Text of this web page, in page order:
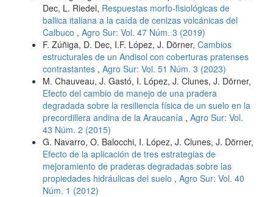
Dec, L. Riedel, Respuestas morfo-fisiológicas de
ballica italiana a la caída de cenizas volcánicas del
Calbuco , Agro Sur: Vol. 47 Núm. 3 (2019)
F. Zúñiga, D. Dec, I.F. López, J. Dörner, Cambios
estructurales de un Andisol con coberturas pratenses
contrastantes , Agro Sur: Vol. 51 Núm. 3 (2023)
M. Chauveau, J. Gastó, I. López, J. Clunes, J. Dörner,
Efecto del cambio de manejo de una pradera
degradada sobre la resiliencia física de un suelo en la
precordillera andina de la Araucanía , Agro Sur: Vol.
43 Núm. 2 (2015)
G. Navarro, O. Balocchi, I. López, J. Clunes, J. Dörner,
Efecto de la aplicación de tres estrategias de
mejoramiento de praderas degradadas sobre las
propiedades hidráulicas del suelo , Agro Sur: Vol. 40
Núm. 1 (2012)